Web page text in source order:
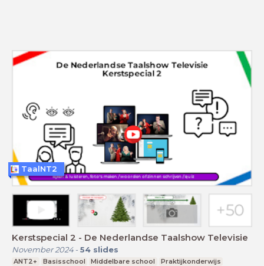
Kerstspecial 2 - De Nederlandse Taalshow Televisie
November 2024- 54 slides
ANT2+ Basisschool Middelbare school
Praktijkonderwijs
TaalNT2